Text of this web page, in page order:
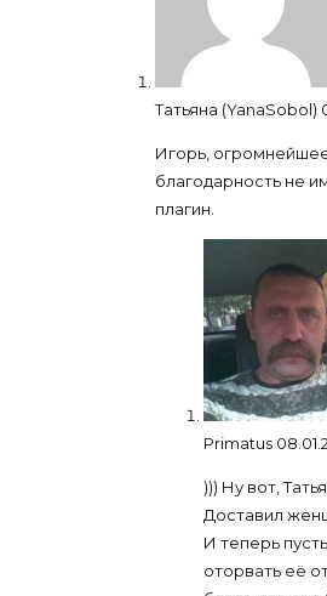
Татьяна (YanaSobol)
Игорь,
благодарность не
плагин.
Primatus
))) Ну вот,
Доставил
И теперь
оторвать её